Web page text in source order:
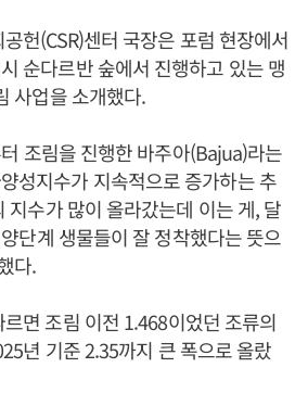
헌(CSR)센터 국장은 포럼 현장에서
순다르반 숲에서 진행하고 있는 맹
사업을 소개했다.
조림을 진행한 바주아(Bajua)라는
성지수가 지속적으로 증가하는 추
수가 많이 올라갔는데 이는 게, 달
단계 생물들이 잘 정착했다는 뜻으
다.
면 조림 이전 1.468이었던 조류의
년 기준 2.35까지 큰 폭으로 올랐